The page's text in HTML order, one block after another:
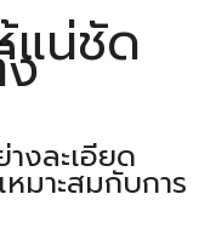
แน่ชัด
งละเอียด
หมาะสมกับการ